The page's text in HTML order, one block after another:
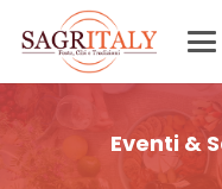
Eventi &